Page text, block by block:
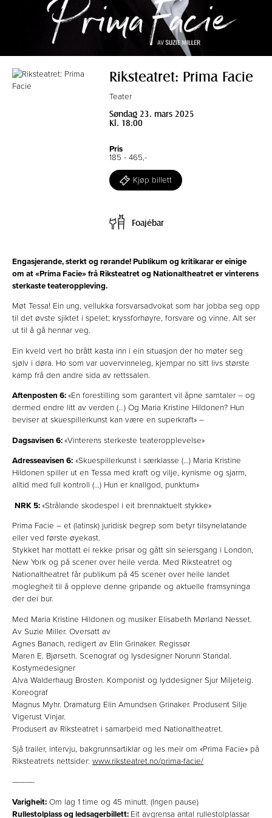
Engasjerande, sterkt og rørande! Publikum og kritikarar er einige
om at «Prima Facie» frå Riksteatret og Nationaltheatret er vinterens
sterkaste teateroppleving.
Møt Tessa! Ein ung, vellukka forsvarsadvokat som har jobba seg opp
til det øvste sjiktet i spelet; kryssforhøyre, forsvare og vinne. Alt ser
ut til å gå hennar veg.
Ein kveld vert ho brått kasta inn i ein situasjon der ho møter seg
sjølv i døra. Ho som var uovervinneleg, kjempar no sitt livs største
kamp frå den andre sida av rettssalen.
Aftenposten 6:«En forestilling som garantert vil åpne samtaler – og
dermed endre litt av verden (…) Og Maria Kristine Hildonen? Hun
beviser at skuespillerkunst kan være en superkraft» –
Dagsavisen 6:«Vinterens sterkeste teateropplevelse»
Adresseavisen 6: «Skuespillerkunst i særklasse (…) Maria Kristine
Hildonen spiller ut en Tessa med kraft og vilje, kynisme og sjarm,
alltid med full kontroll (…) Hun er knallgod, punktum»
NRK 5:«Strålande skodespel i eit brennaktuelt stykke»
Prima Facie – et (latinsk) juridisk begrep som betyr tilsynelatande
eller ved første øyekast.
Stykket har mottatt ei rekke prisar og gått sin seiersgang i London,
New York og på scener over heile verda. Med Riksteatret og
Nationaltheatret får publikum på 45 scener over heile landet
moglegheit til å oppleve denne gripande og aktuelle framsyninga
der dei bur.
Med Maria Kristine Hildonen og musiker Elisabeth Mørland Nesset.
Av Suzie Miller. Oversatt av
Agnes Banach, redigert av Elin Grinaker. Regissør
Maren E. Bjørseth. Scenograf og lysdesigner Norunn Standal.
Kostymedesigner
Alva Walderhaug Brosten. Komponist og lyddesigner Sjur Miljeteig.
Koreograf
Magnus Myhr. Dramaturg Elin Amundsen Grinaker. Produsent Silje
Vigerust Vinjar.
Produsert av Riksteatret i samarbeid med Nationaltheatret.
Sjå trailer, intervju, bakgrunnsartiklar og les meir om «Prima Facie» på
Riksteatrets nettsider: www.riksteatret.no/prima-facie/
———-
Varigheit: Om lag 1 time og 45 minutt. (Ingen pause)
Rullestolplass og ledsagerbillett: Eit avgrensa antal rullestolplassar
Riksteatret: Prima Facie
Teater
Søndag 23. mars 2025
Kl. 18:00
Pris
185 - 465,-
Kjøp billett
Foajébar